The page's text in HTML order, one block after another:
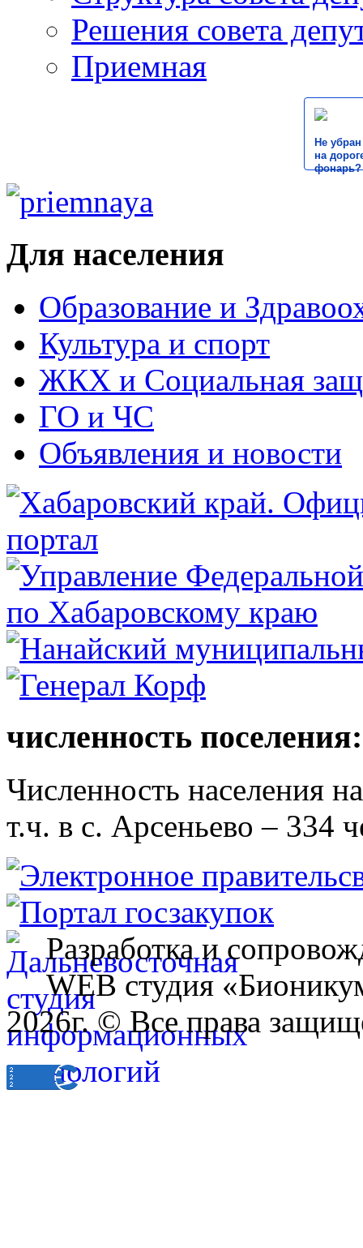
Решения совета
Приемная
Не
на
фонарь?
Для населения
Образование и
Культура и спорт
ЖКХ и Социальная
ГО и ЧС
Объявления и новости
численность поселения:
Численность населения
т.ч. в с. Арсеньево – 334
Разработка и
WEB студия
2026г. © Все права